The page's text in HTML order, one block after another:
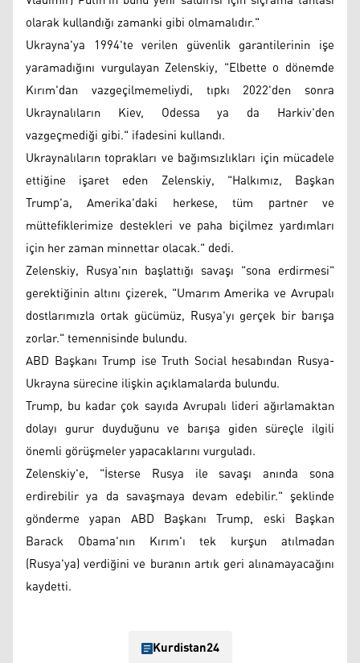
olarak kullandığı zamanki gibi olmamalıdır."
Ukrayna'ya 1994'te verilen güvenlik garantilerinin işe
yaramadığını vurgulayan Zelenskiy, "Elbette o dönemde
Kırım'dan vazgeçilmemeliydi, tıpkı 2022'den sonra
Ukraynalıların Kiev, Odessa ya da Harkiv'den
vazgeçmediği gibi." ifadesini kullandı.
Ukraynalıların toprakları ve bağımsızlıkları için mücadele
ettiğine işaret eden Zelenskiy, "Halkımız, Başkan
Trump'a, Amerika'daki herkese, tüm partner ve
müttefiklerimize destekleri ve paha biçilmez yardımları
için her zaman minnettar olacak." dedi.
Zelenskiy, Rusya'nın başlattığı savaşı "sona erdirmesi"
gerektiğinin altını çizerek, "Umarım Amerika ve Avrupalı
dostlarımızla ortak gücümüz, Rusya'yı gerçek bir barışa
zorlar." temennisinde bulundu.
ABD Başkanı Trump ise Truth Social hesabından Rusya-
Ukrayna sürecine ilişkin açıklamalarda bulundu.
Trump, bu kadar çok sayıda Avrupalı lideri ağırlamaktan
dolayı gurur duyduğunu ve barışa giden süreçle ilgili
önemli görüşmeler yapacaklarını vurguladı.
Zelenskiy'e, "İsterse Rusya ile savaşı anında sona
erdirebilir ya da savaşmaya devam edebilir." şeklinde
gönderme yapan ABD Başkanı Trump, eski Başkan
Barack Obama'nın Kırım'ı tek kurşun atılmadan
(Rusya'ya) verdiğini ve buranın artık geri alınamayacağını
kaydetti.
Kurdistan24